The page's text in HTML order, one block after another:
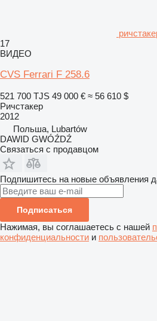
17
ВИДЕО
CVS Ferrari F 258.6
521 700 TJS 49 000 € ≈ 56 610 $
Ричстакер
2012
Польша, Lubartów
DAWID GWÓŹDŹ
Связаться с продавцом
Подпишитесь на новые объявления
Подписаться
Нажимая, вы соглашаетесь с нашей
конфиденциальности и